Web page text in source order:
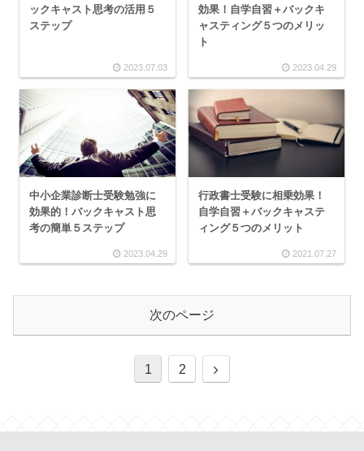
ックキャスト思考の活用５
ステップ
2023.07.03
効果！自学自習＋バックキ
ャスティング５つのメリッ
ト
2023.04.29
中小企業診断士受験勉強に
効果的！バックキャスト思
考の簡単５ステップ
2023.04.29
行政書士受験に相乗効果！
自学自習＋バックキャステ
ィング５つのメリット
2021.07.27
次のページ
1 2